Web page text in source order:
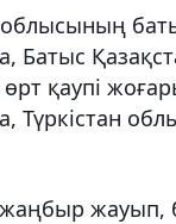
Батыс
қаупі
Түркістан
жаңбыр